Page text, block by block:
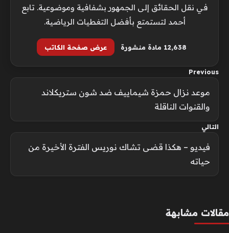
في نقل الحقائق إلى الجمهور بشفافية وموضوعية. تابع
أحمد لتستمتع بأفضل التغطيات الرياضية.
12٬638 مادة منشورة عرض صفحة الكاتب
Previous
موعد نزال حمزة شيماييف ضد شون ستريكلاند
والقنوات الناقلة
التالي
فيديو – هكذا قضى تشاك نوريس الفترة الأخيرة من
حياته
مقالات مشابهة